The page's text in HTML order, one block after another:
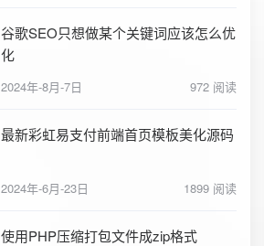
谷歌SEO只想做某个关键词应该怎么优
化
2024年-8月-7日 972 阅读
最新彩虹易支付前端首页模板美化源码
2024年-6月-23日 1899 阅读
使用PHP压缩打包文件成zip格式